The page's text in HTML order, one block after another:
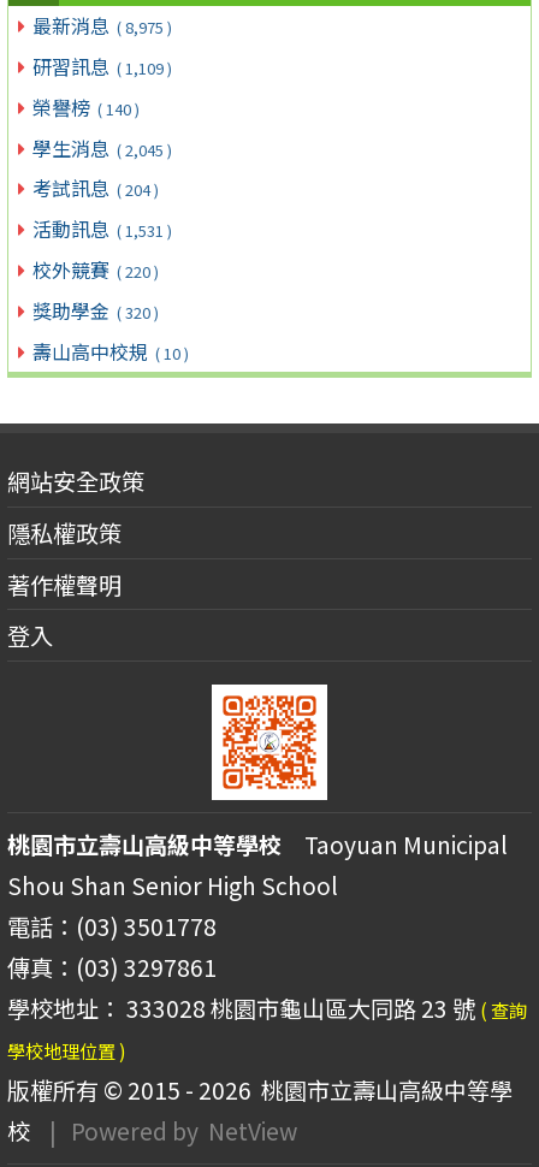
最新消息 ( 8,975 )
研習訊息 ( 1,109 )
榮譽榜 ( 140 )
學生消息 ( 2,045 )
考試訊息 ( 204 )
活動訊息 ( 1,531 )
校外競賽 ( 220 )
獎助學金 ( 320 )
壽山高中校規 ( 10 )
網站安全政策
隱私權政策
著作權聲明
登入
桃園市立壽山高級中等學校 Taoyuan Municipal
Shou Shan Senior High School
電話：(03) 3501778
傳真：(03) 3297861
學校地址： 333028 桃園市龜山區大同路 23 號 ( 查詢
學校地理位置 )
版權所有 © 2015 - 2026 桃園市立壽山高級中等學
校
| Powered by NetView